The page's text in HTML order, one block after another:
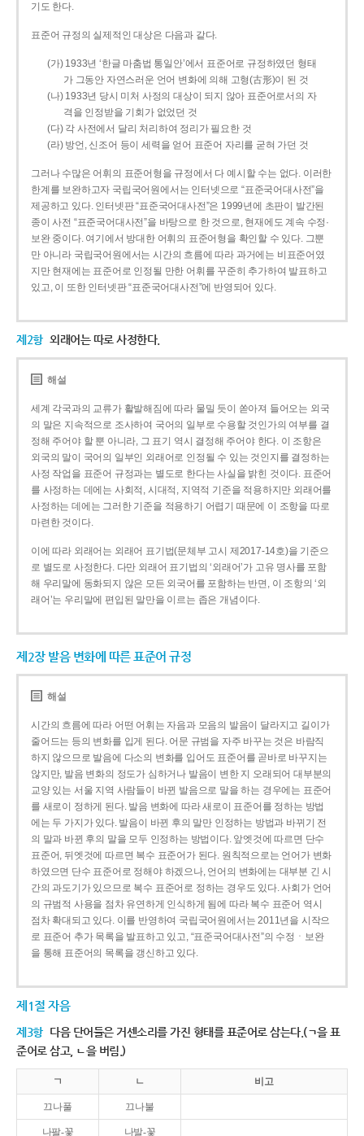
기도 한다.
표준어 규정의 실제적인 대상은 다음과 같다.
(가) 1933년 ‘한글 마춤법 통일안’에서 표준어로 규정하였던 형태
가 그동안 자연스러운 언어 변화에 의해 고형(古形)이 된 것
(나) 1933년 당시 미처 사정의 대상이 되지 않아 표준어로서의 자
격을 인정받을 기회가 없었던 것
(다) 각 사전에서 달리 처리하여 정리가 필요한 것
(라) 방언, 신조어 등이 세력을 얻어 표준어 자리를 굳혀 가던 것
그러나 수많은 어휘의 표준어형을 규정에서 다 예시할 수는 없다. 이러한
한계를 보완하고자 국립국어원에서는 인터넷으로 “표준국어대사전”을
제공하고 있다. 인터넷판 “표준국어대사전”은 1999년에 초판이 발간된
종이 사전 “표준국어대사전”을 바탕으로 한 것으로, 현재에도 계속 수정·
보완 중이다. 여기에서 방대한 어휘의 표준어형을 확인할 수 있다. 그뿐
만 아니라 국립국어원에서는 시간의 흐름에 따라 과거에는 비표준어였
지만 현재에는 표준어로 인정될 만한 어휘를 꾸준히 추가하여 발표하고
있고, 이 또한 인터넷판 “표준국어대사전”에 반영되어 있다.
제2항 외래어는 따로 사정한다.
해설
세계 각국과의 교류가 활발해짐에 따라 물밀 듯이 쏟아져 들어오는 외국
의 말은 지속적으로 조사하여 국어의 일부로 수용할 것인가의 여부를 결
정해 주어야 할 뿐 아니라, 그 표기 역시 결정해 주어야 한다. 이 조항은
외국의 말이 국어의 일부인 외래어로 인정될 수 있는 것인지를 결정하는
사정 작업을 표준어 규정과는 별도로 한다는 사실을 밝힌 것이다. 표준어
를 사정하는 데에는 사회적, 시대적, 지역적 기준을 적용하지만 외래어를
사정하는 데에는 그러한 기준을 적용하기 어렵기 때문에 이 조항을 따로
마련한 것이다.
이에 따라 외래어는 외래어 표기법(문체부 고시 제2017-14호)을 기준으
로 별도로 사정한다. 다만 외래어 표기법의 ‘외래어’가 고유 명사를 포함
해 우리말에 동화되지 않은 모든 외국어를 포함하는 반면, 이 조항의 ‘외
래어’는 우리말에 편입된 말만을 이르는 좁은 개념이다.
제2장 발음 변화에 따른 표준어 규정
해설
시간의 흐름에 따라 어떤 어휘는 자음과 모음의 발음이 달라지고 길이가
줄어드는 등의 변화를 입게 된다. 어문 규범을 자주 바꾸는 것은 바람직
하지 않으므로 발음에 다소의 변화를 입어도 표준어를 곧바로 바꾸지는
않지만, 발음 변화의 정도가 심하거나 발음이 변한 지 오래되어 대부분의
교양 있는 서울 지역 사람들이 바뀐 발음으로 말을 하는 경우에는 표준어
를 새로이 정하게 된다. 발음 변화에 따라 새로이 표준어를 정하는 방법
에는 두 가지가 있다. 발음이 바뀐 후의 말만 인정하는 방법과 바뀌기 전
의 말과 바뀐 후의 말을 모두 인정하는 방법이다. 앞엣것에 따르면 단수
표준어, 뒤엣것에 따르면 복수 표준어가 된다. 원칙적으로는 언어가 변화
하였으면 단수 표준어로 정해야 하겠으나, 언어의 변화에는 대부분 긴 시
간의 과도기가 있으므로 복수 표준어로 정하는 경우도 있다. 사회가 언어
의 규범적 사용을 점차 유연하게 인식하게 됨에 따라 복수 표준어 역시
점차 확대되고 있다. 이를 반영하여 국립국어원에서는 2011년을 시작으
로 표준어 추가 목록을 발표하고 있고, “표준국어대사전”의 수정ㆍ보완
을 통해 표준어의 목록을 갱신하고 있다.
제1절 자음
제3항 다음 단어들은 거센소리를 가진 형태를 표준어로 삼는다.(ㄱ을 표
준어로 삼고, ㄴ을 버림.)
ㄱ ㄴ 비고
끄나풀 끄나불
나팔-꽃 나발-꽃